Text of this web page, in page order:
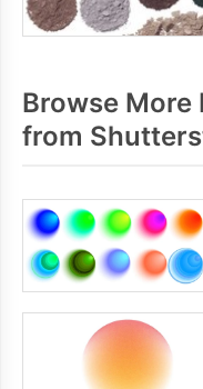
Browse More
from